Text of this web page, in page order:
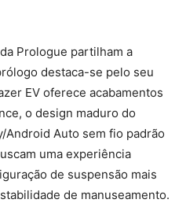
Prologue partilham a
destaca-se pelo seu
EV oferece acabamentos
o design maduro do
Android Auto sem fio padrão
uma experiência
de suspensão mais
de manuseamento.